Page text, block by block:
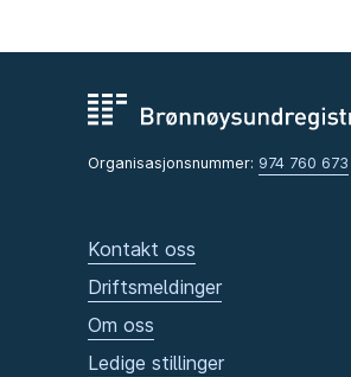
Organisasjonsnummer: 974 760 673
Kontakt oss
Driftsmeldinger
Om oss
Ledige stillinger